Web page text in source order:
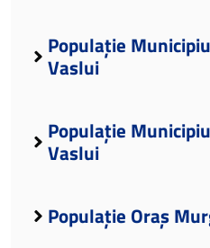
Populație
Vaslui
Populație
Vaslui
Populație Oraș